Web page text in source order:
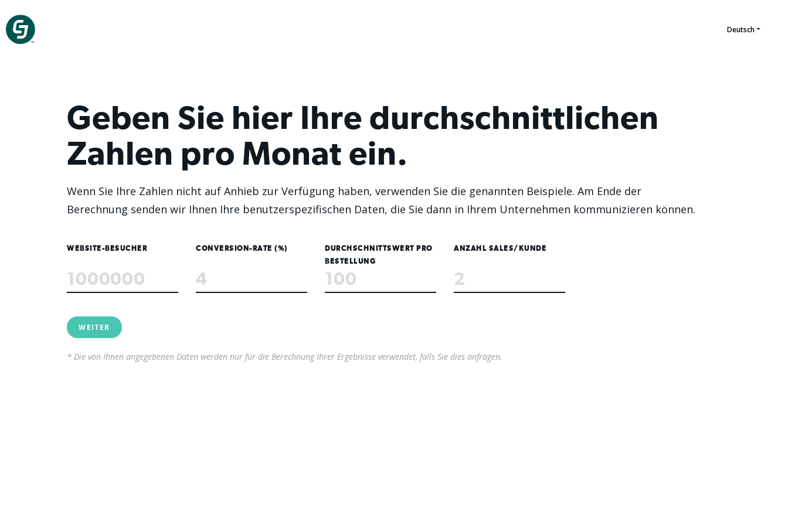
Geben Sie hier Ihre durchschnittlichen
Zahlen pro Monat ein.
Wenn Sie Ihre Zahlen nicht auf Anhieb zur Verfügung haben, verwenden Sie die genannten Beispiele. Am Ende der
Berechnung senden wir Ihnen Ihre benutzerspezifischen Daten, die Sie dann in Ihrem Unternehmen kommunizieren können.
WEBSITE-BESUCHER CONVERSION-RATE (%)
DURCHSCHNITTSWERT PRO
BESTELLUNG
ANZAHL SALES/KUNDE
WEITER
* Die von Ihnen angegebenen Daten werden nur für die Berechnung Ihrer Ergebnisse verwendet, falls Sie dies anfragen.